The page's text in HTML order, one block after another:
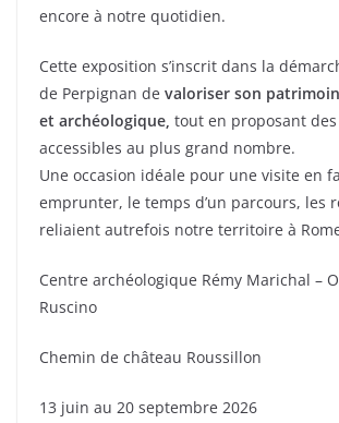
encore à notre quotidien.
Cette exposition s’inscrit dans la
de Perpignan de valoriser son
et archéologique, tout en proposant
accessibles au plus grand nombre.
Une occasion idéale pour une visite en
emprunter, le temps d’un parcours, les
reliaient autrefois notre territoire à
Centre archéologique Rémy Marichal –
Ruscino
Chemin de château Roussillon
13 juin au 20 septembre 2026